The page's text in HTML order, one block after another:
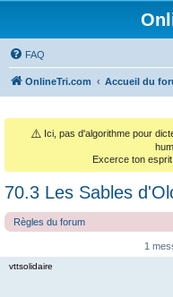
FAQ
OnlineTri.com Accueil du
⚠️ Ici, pas d'algorithme pour
Excerce ton
70.3 Les Sables
Règles du forum
1
vttsolidaire